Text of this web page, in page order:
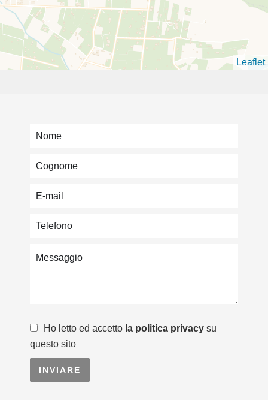
Leaflet
Ho letto ed accetto la politica privacy su
questo sito
INVIARE